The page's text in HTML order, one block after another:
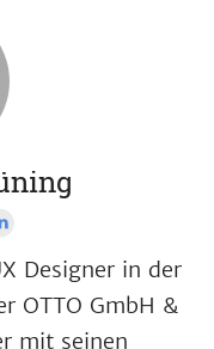
Designer in der
OTTO GmbH &
mit seinen